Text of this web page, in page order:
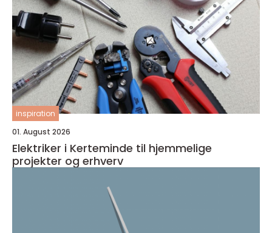
inspiration
01. August 2026
Elektriker i Kerteminde til hjemmelige
projekter og erhverv